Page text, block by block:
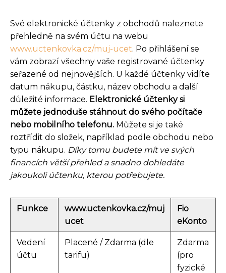
Své elektronické účtenky z obchodů naleznete
přehledně na svém účtu na webu
www.uctenkovka.cz/muj-ucet. Po přihlášení se
vám zobrazí všechny vaše registrované účtenky
seřazené od nejnovějších. U každé účtenky vidíte
datum nákupu, částku, název obchodu a další
důležité informace. Elektronické účtenky si
můžete jednoduše stáhnout do svého počítače
nebo mobilního telefonu. Můžete si je také
roztřídit do složek, například podle obchodu nebo
typu nákupu. Díky tomu budete mít ve svých
financích větší přehled a snadno dohledáte
jakoukoli účtenku, kterou potřebujete.
Funkce
www.uctenkovka.cz/muj
ucet
Fio
eKonto
Vedení
účtu
Placené / Zdarma (dle
tarifu)
Zdarma
(pro
fyzické